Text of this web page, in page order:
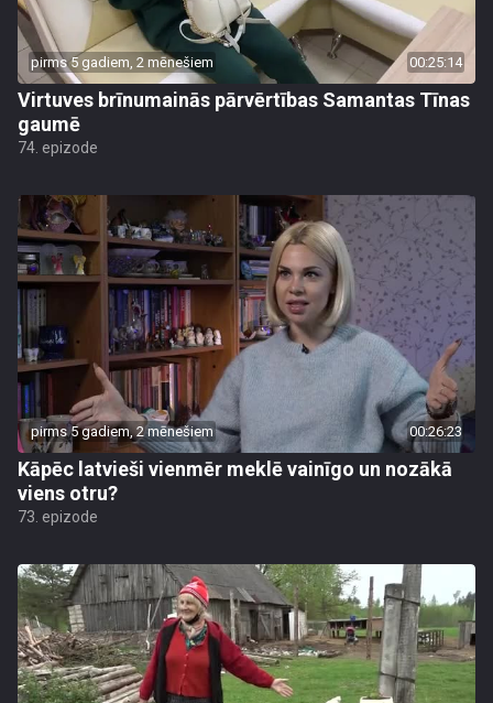
pirms 5 gadiem, 2 mēnešiem 00:25:14
Virtuves brīnumainās pārvērtības Samantas Tīnas
gaumē
74. epizode
pirms 5 gadiem, 2 mēnešiem 00:26:23
Kāpēc latvieši vienmēr meklē vainīgo un nozākā
viens otru?
73. epizode